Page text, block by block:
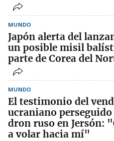
MUNDO
Japón alerta del
un posible misil
parte de Corea del
MUNDO
El testimonio del
ucraniano
dron ruso en Jersón:
a volar hacia mí"